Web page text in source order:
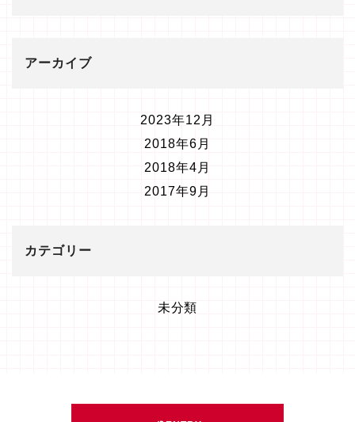
アーカイブ
2023年12月
2018年6月
2018年4月
2017年9月
カテゴリー
未分類